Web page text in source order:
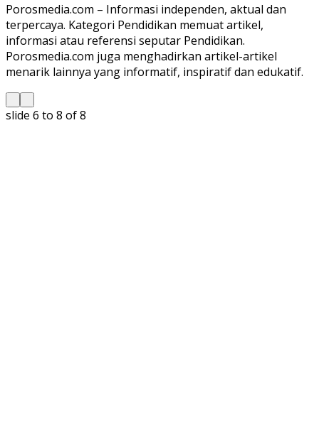
Porosmedia.com – Informasi independen, aktual dan
terpercaya. Kategori Pendidikan memuat artikel,
informasi atau referensi seputar Pendidikan.
Porosmedia.com juga menghadirkan artikel-artikel
menarik lainnya yang informatif, inspiratif dan edukatif.
slide 6 to 8 of 8